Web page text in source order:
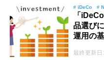
# iDeCo #
「
品選び
運用の
最終更新